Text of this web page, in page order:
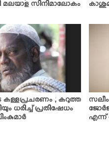
മലയാള സിനിമാലോകം
കള്ളപ്രചരണം ; കറുത്ത
ധരിച്ച് പ്രതിഷേധം
സലീം
എന്ന്